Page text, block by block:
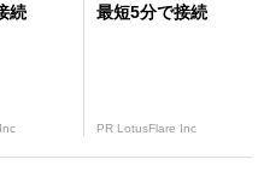
続 最短5分で接続
PR LotusFlare Inc